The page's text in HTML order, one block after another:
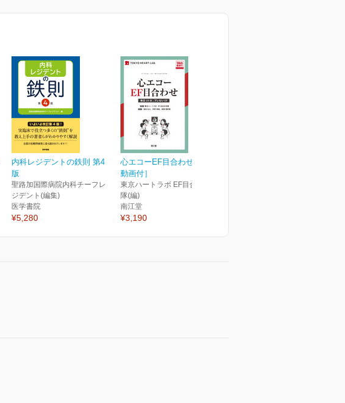
内科レジデントの鉄則 第4
版
聖路加国際病院内科チーフレ
ジデント(編集)
医学書院
¥5,280
心エコーEF目合わせ［Web
動画付］
東京ハートラボ EF目合わせ
隊(編)
南江堂
¥3,190